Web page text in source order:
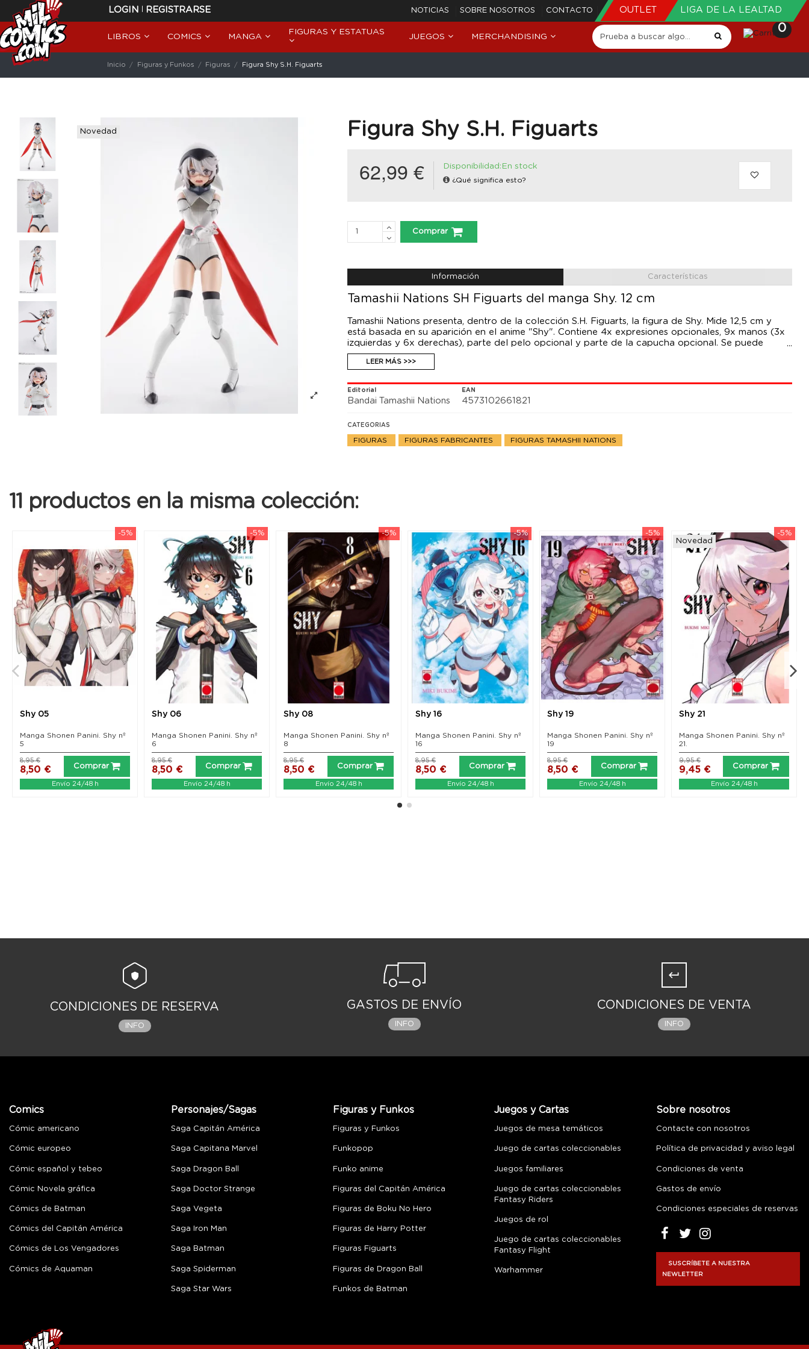
LOGIN | REGISTRARSE NOTICIAS SOBRE NOSOTROS CONTACTO OUTLET LIGA DE LA LEALTAD
LIBROS COMICS MANGA
FIGURAS Y ESTATUAS
JUEGOS MERCHANDISING
0
Inicio Figuras y Funkos Figuras Figura Shy S.H. Figuarts
Novedad Figura Shy S.H. Figuarts
62,99 € Disponibilidad:En stock
¿Qué significa esto?
Comprar
Información Características
Tamashii Nations SH Figuarts del manga Shy. 12 cm
Tamashii Nations presenta, dentro de la colección S.H. Figuarts, la figura de Shy. Mide 12,5 cm y
está basada en su aparición en el anime "Shy". Contiene 4x expresiones opcionales, 9x manos (3x
izquierdas y 6x derechas), parte del pelo opcional y parte de la capucha opcional. Se puede
exponer junto a la figura de Spirits (se vende por separado).
LEER MÁS >>>
Editorial
Bandai Tamashii Nations
EAN
4573102661821
CATEGORIAS
FIGURAS FIGURAS FABRICANTES FIGURAS TAMASHII NATIONS
11 productos en la misma colección:
-5%
Shy 05
Manga Shonen Panini. Shy nº
5
8,50 €
8,95 €
Comprar
Envío 24/48 h
-5%
Shy 06
Manga Shonen Panini. Shy nº
6
8,50 €
8,95 €
Comprar
Envío 24/48 h
-5%
Shy 08
Manga Shonen Panini. Shy nº
8
8,50 €
8,95 €
Comprar
Envío 24/48 h
-5%
Shy 16
Manga Shonen Panini. Shy nº
16
8,50 €
8,95 €
Comprar
Envío 24/48 h
-5%
Shy 19
Manga Shonen Panini. Shy nº
19
8,50 €
8,95 €
Comprar
Envío 24/48 h
-5%
Novedad
Shy 21
Manga Shonen Panini. Shy nº
21.
9,45 €
9,95 €
Comprar
Envío 24/48 h
CONDICIONES DE RESERVA
INFO
GASTOS DE ENVÍO
INFO
CONDICIONES DE VENTA
INFO
Comics
Cómic americano
Cómic europeo
Cómic español y tebeo
Cómic Novela gráfica
Cómics de Batman
Cómics del Capitán América
Cómics de Los Vengadores
Cómics de Aquaman
Personajes/Sagas
Saga Capitán América
Saga Capitana Marvel
Saga Dragon Ball
Saga Doctor Strange
Saga Vegeta
Saga Iron Man
Saga Batman
Saga Spiderman
Saga Star Wars
Figuras y Funkos
Figuras y Funkos
Funkopop
Funko anime
Figuras del Capitán América
Figuras de Boku No Hero
Figuras de Harry Potter
Figuras Figuarts
Figuras de Dragon Ball
Funkos de Batman
Juegos y Cartas
Juegos de mesa temáticos
Juego de cartas coleccionables
Juegos familiares
Juego de cartas coleccionables
Fantasy Riders
Juegos de rol
Juego de cartas coleccionables
Fantasy Flight
Warhammer
Sobre nosotros
Contacte con nosotros
Política de privacidad y aviso legal
Condiciones de venta
Gastos de envío
Condiciones especiales de reservas
SUSCRÍBETE A NUESTRA
NEWLETTER